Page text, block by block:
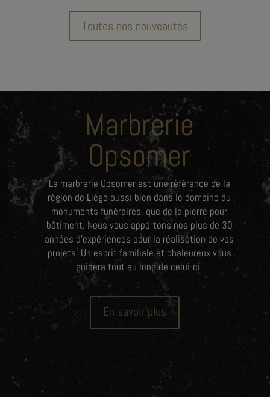
Toutes nos nouveautés
Marbrerie
Opsomer
La marbrerie Opsomer est une référence de la
région de Liège aussi bien dans le domaine du
monuments funéraires, que de la pierre pour
bâtiment. Nous vous apportons nos plus de 30
années d’expériences pour la réalisation de vos
projets. Un esprit familiale et chaleureux vous
guidera tout au long de celui-ci.
En savoir plus